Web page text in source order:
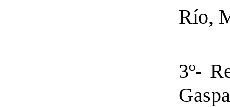
Río,
3º-